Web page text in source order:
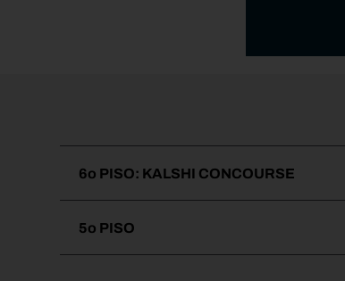
6o PISO: KALSHI CONCOURSE
5o PISO